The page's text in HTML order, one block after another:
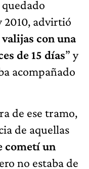
2010, advirtió
con una
de 15 días” y
acompañado
de ese tramo,
de aquellas
cometí un
no estaba de